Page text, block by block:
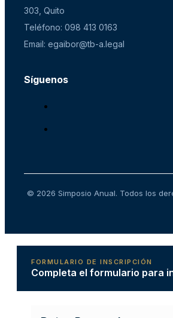
303, Quito
Teléfono: 098 413 0163
Email: egaibor@tb-a.legal
Síguenos
© 2026 Simposio Anual. Todos los
FORMULARIO DE INSCRIPCIÓN
Completa el formulario para